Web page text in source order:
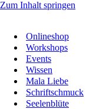
Zum Inhalt springen
Onlineshop
Workshops
Events
Wissen
Mala Liebe
Schriftschmuck
Seelenblüte